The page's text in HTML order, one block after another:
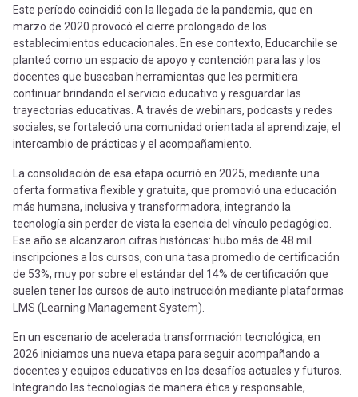
Este período coincidió con la llegada de la pandemia, que en
marzo de 2020 provocó el cierre prolongado de los
establecimientos educacionales. En ese contexto, Educarchile se
planteó como un espacio de apoyo y contención para las y los
docentes que buscaban herramientas que les permitiera
continuar brindando el servicio educativo y resguardar las
trayectorias educativas. A través de webinars, podcasts y redes
sociales, se fortaleció una comunidad orientada al aprendizaje, el
intercambio de prácticas y el acompañamiento.
La consolidación de esa etapa ocurrió en 2025, mediante una
oferta formativa flexible y gratuita, que promovió una educación
más humana, inclusiva y transformadora, integrando la
tecnología sin perder de vista la esencia del vínculo pedagógico.
Ese año se alcanzaron cifras históricas: hubo más de 48 mil
inscripciones a los cursos, con una tasa promedio de certificación
de 53%, muy por sobre el estándar del 14% de certificación que
suelen tener los cursos de auto instrucción mediante plataformas
LMS (Learning Management System).
En un escenario de acelerada transformación tecnológica, en
2026 iniciamos una nueva etapa para seguir acompañando a
docentes y equipos educativos en los desafíos actuales y futuros.
Integrando las tecnologías de manera ética y responsable,